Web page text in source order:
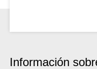
Información